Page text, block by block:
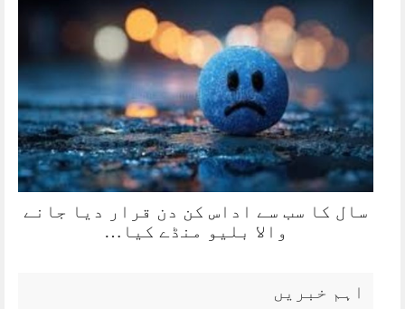
سال کا سب سے اداس کن دن قرار دیا جانے
والا بلیو منڈے کیا…
اہم خبریں